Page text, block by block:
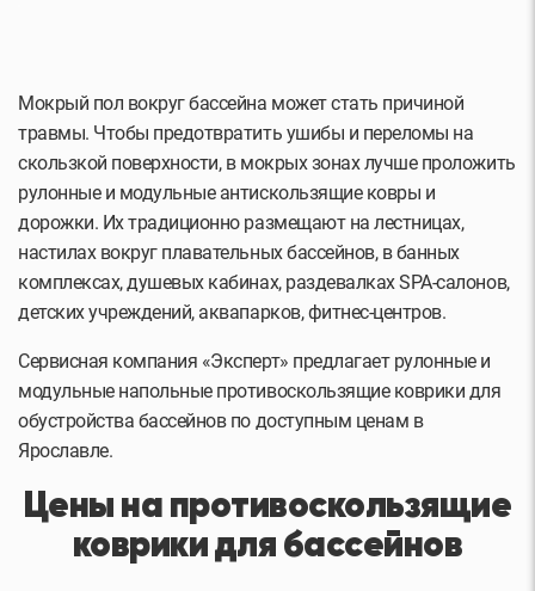
Мокрый пол вокруг бассейна может стать причиной
травмы. Чтобы предотвратить ушибы и переломы на
скользкой поверхности, в мокрых зонах лучше проложить
рулонные и модульные антискользящие ковры и
дорожки. Их традиционно размещают на лестницах,
настилах вокруг плавательных бассейнов, в банных
комплексах, душевых кабинах, раздевалках SPA-салонов,
детских учреждений, аквапарков, фитнес-центров.
Сервисная компания «Эксперт» предлагает рулонные и
модульные напольные противоскользящие коврики для
обустройства бассейнов по доступным ценам в
Ярославле.
Цены на противоскользящие
коврики для бассейнов